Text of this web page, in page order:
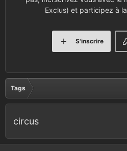
Exclus) et participez à
S'inscrire
Tags
circus